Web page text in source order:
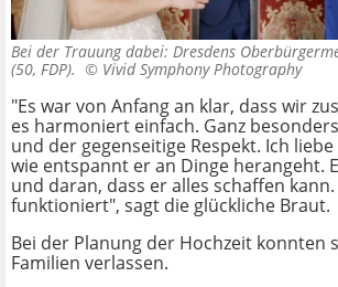
Bei der Trauung dabei: Dresdens
(50, FDP). © Vivid Symphony Photography
"Es war von Anfang an klar, dass wir
es harmoniert einfach. Ganz
und der gegenseitige Respekt. Ich
wie entspannt er an Dinge herangeht.
und daran, dass er alles schaffen
funktioniert", sagt die glückliche Braut.
Bei der Planung der Hochzeit konnten
Familien verlassen.